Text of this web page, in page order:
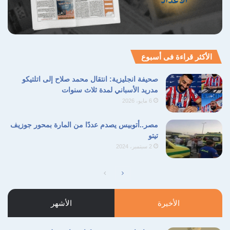
أطفال ونساء، وما يزيد على 11 ألف مفقود، فضلا
عن مئات آلاف النازحين.
الأكثر قراءة فى أسبوع
صحيفة انجليزية: انتقال محمد صلاح إلى اتلتيكو
مدريد الأسباني لمدة ثلاث سنوات
6 مايو، 2026
مصر..أتوبيس يصدم عددًا من المارة بمحور جوزيف
تيتو
2 سبتمبر، 2024
الصفحة
السابقة
الصفحة
التالية
الأخيرة الأشهر